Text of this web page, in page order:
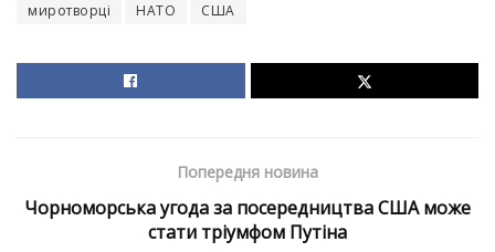
миротворці
НАТО США
Попередня новина
Чорноморська угода за посередництва США може
стати тріумфом Путіна